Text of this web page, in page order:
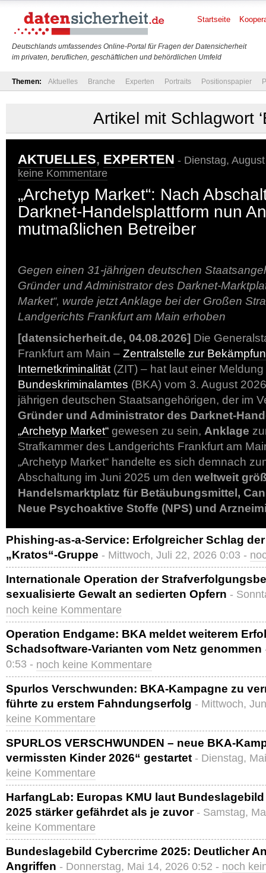
Deutschlands umfassendes Online-Portal für Fragen der Datensicherheit
im privaten, beruflichen, geschäftlichen und behördlichen Umfeld
Startseite
Themen: Aktuelles Branche Experten Portraits Positionspapier
Artikel mit Schlagwort
AKTUELLES, EXPERTEN - Dienstag,
keine Kommentare
„Archetyp Market“: Nach
Darknet-Handelsplattform nun
mutmaßlichen Betreiber
Gegen einen 31-jährigen deutschen
Gründer und Administrator des Darknet-
Market“, wurde jetzt Anklage bei der Großen
Landgerichts Frankfurt am Main erhoben
[datensicherheit.de, 04.08.2026] Die
Frankfurt am Main – Zentralstelle zur
Internetkriminalität (ZIT) – hat laut einer
Bundeskriminalamtes (BKA) vom 3. August
jährigen deutschen Staatsangehörigen, der im
Gründer und Administrator des Darknet-
„Archetyp Market“ gewesen zu sein, Anklage
Strafkammer des Landgerichts Frankfurt am
„Archetyp Market“ handelte es sich demnach
Abschaltung im Juni 2025 um den weltweit
Handelsmarktplatz für Betäubungsmittel,
Neue Psychoaktive Stoffe (NPS) und
Phishing-as-a-Service: Erfolgreicher Schlag
„Kratos“-Gruppe - Mittwoch, Juli 22, 2026 0:03 -
Internationale Operation der
sexualisierte Gewalt an sedierten Opfern -
noch keine Kommentare
Operation Endgame: BKA meldet weiterem
Schadsoftware-Varianten vom Netz genommen
0:53 - noch keine Kommentare
Spurlos Verschwunden: BKA-Kampagne zu
führte zu erstem Fahndungserfolg - Mittwoch,
keine Kommentare
SPURLOS VERSCHWUNDEN – neue BKA-
vermissten Kinder 2026“ gestartet - Dienstag,
keine Kommentare
HarfangLab: Europas KMU laut
2025 stärker gefährdet als je zuvor - Samstag,
keine Kommentare
Bundeslagebild Cybercrime 2025: Deutlicher
Angriffen - Donnerstag, Mai 14, 2026 0:52 - noch